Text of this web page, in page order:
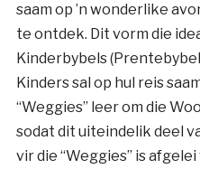
saam op ’n wonderlike
te ontdek. Dit vorm die
Kinderbybels
Kinders sal op hul reis
“Weggies” leer om die
sodat dit uiteindelik deel
vir die “Weggies” is